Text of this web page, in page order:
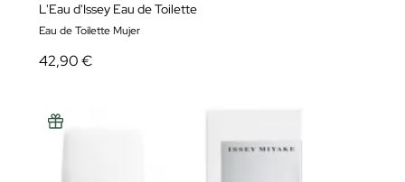
L'Eau d'Issey Eau de Toilette
Eau de Toilette Mujer
42,90 €